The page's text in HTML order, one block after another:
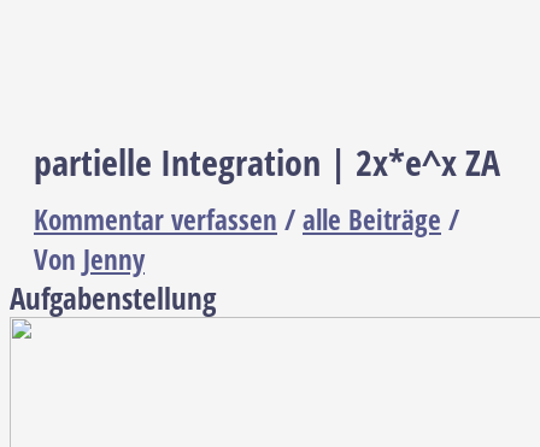
partielle Integration | 2x*e^x ZA
Kommentar verfassen /alle Beiträge /
Von Jenny
Aufgabenstellung